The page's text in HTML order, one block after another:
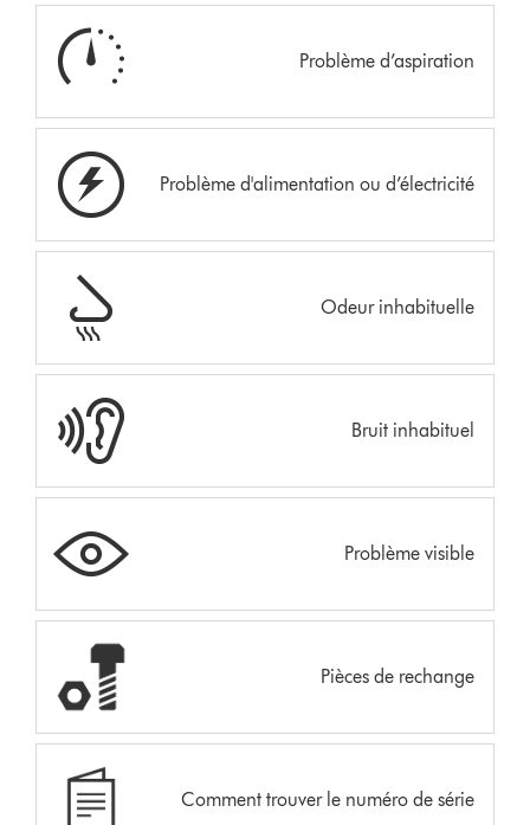
Problème d’aspiration
Problème d'alimentation ou d’électricité
Odeur inhabituelle
Bruit inhabituel
Problème visible
Pièces de rechange
Comment trouver le numéro de série